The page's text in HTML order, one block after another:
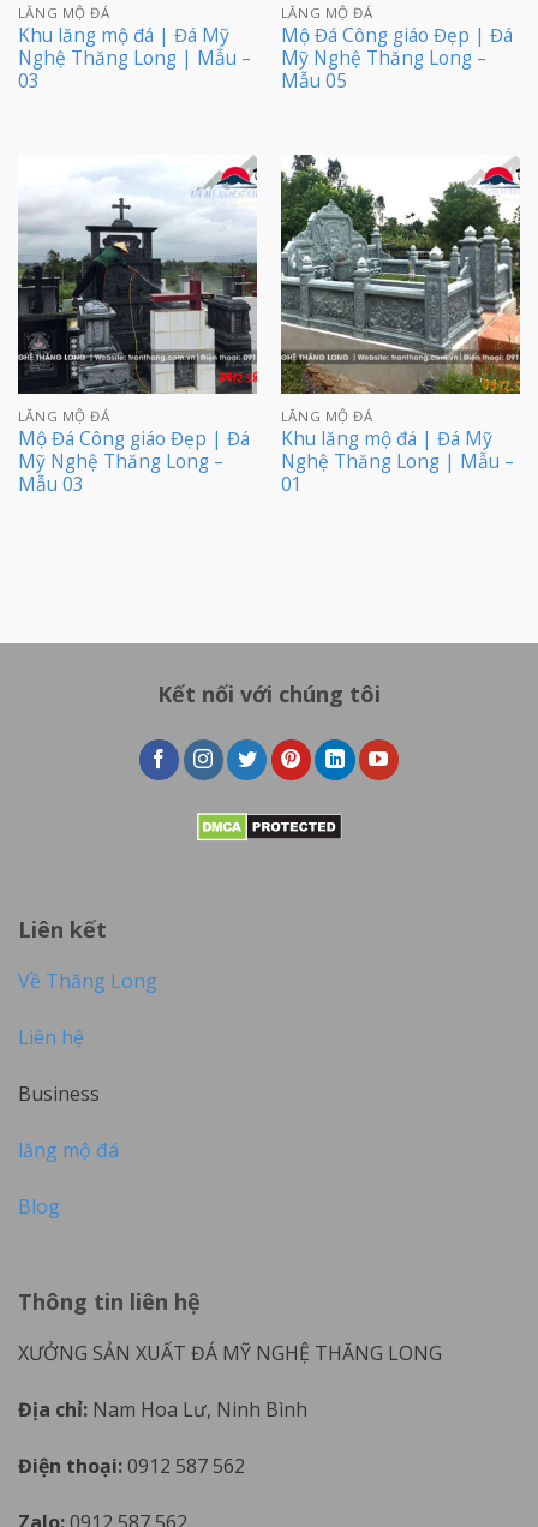
LĂNG MỘ ĐÁ
Khu lăng mộ đá | Đá Mỹ
Nghệ Thăng Long | Mẫu –
03
LĂNG MỘ ĐÁ
Mộ Đá Công giáo Đẹp | Đá
Mỹ Nghệ Thăng Long –
Mẫu 05
LĂNG MỘ ĐÁ
Mộ Đá Công giáo Đẹp | Đá
Mỹ Nghệ Thăng Long –
Mẫu 03
LĂNG MỘ ĐÁ
Khu lăng mộ đá | Đá Mỹ
Nghệ Thăng Long | Mẫu –
01
Kết nối với chúng tôi
Liên kết
Về Thăng Long
Liên hệ
Business
lăng mộ đá
Blog
Thông tin liên hệ
XƯỞNG SẢN XUẤT ĐÁ MỸ NGHỆ THĂNG LONG
Địa chỉ: Nam Hoa Lư, Ninh Bình
Điện thoại:0912 587 562